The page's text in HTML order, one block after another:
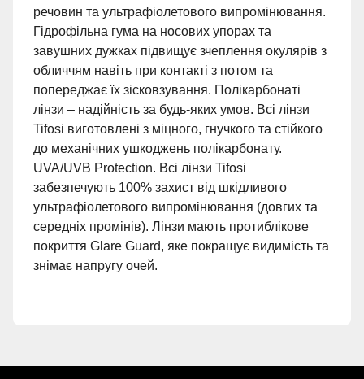
речовин та ультрафіолетового випромінювання.
Гідрофільна гума на носових упорах та
завушних дужках підвищує зчеплення окулярів з
обличчям навіть при контакті з потом та
попереджає їх зісковзування. Полікарбонаті
лінзи – надійність за будь-яких умов. Всі лінзи
Tifosi виготовлені з міцного, гнучкого та стійкого
до механічних ушкоджень полікарбонату.
UVA/UVB Protection. Всі лінзи Tifosi
забезпечують 100% захист від шкідливого
ультрафіолетового випромінювання (довгих та
середніх промінів). Лінзи мають протиблікове
покриття Glare Guard, яке покращує видимість та
знімає напругу очей.